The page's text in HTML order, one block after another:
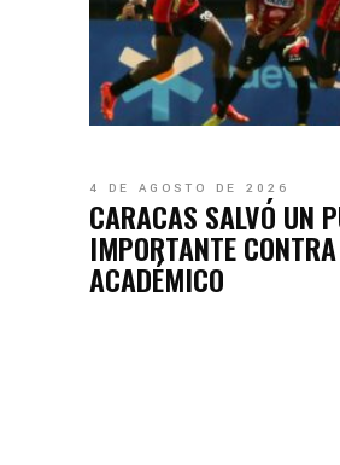
4 DE AGOSTO DE 2026
CARACAS SALVÓ UN
IMPORTANTE
ACADÉMICO